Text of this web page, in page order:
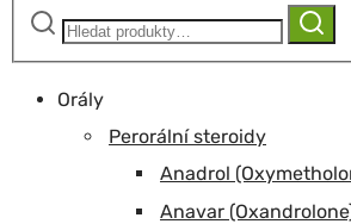
Hledat:
Hledat
Orály
Perorální steroidy
Anadrol
Anavar